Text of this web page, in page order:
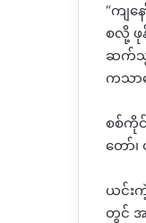
“ကျ
စလို့ ဖု
ဆက်သွ
ကသာ
စစ်ကို
တော်
ယင်း
တွင် အ